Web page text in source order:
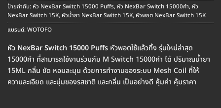
ป้ายกำกับ: หัว NexBar Switch 15000 Puffs, หัว NexBar Switch 15000คำ, หัว
NexBar Switch 15K, หัวน้ำยา NexBar Switch 15K, หัวพอต NexBar Switch 15K
แบรนด์:WOTOFO
หัว NexBar Switch 15000 Puffs หัวพอตใช้แล้วทิ้ง รุ่นใหม่ล่าสุด
15000คำ ที่สามารถใช้งานร่วมกับ M Switch 15000คำ ได้ ปริมาณน้ำยา
15ML กลิ่น ชัด หอมละมุน ด้วยการทำงานของระบบ Mesh Coil ที่ให้
ความละเอียด และนุ่มของรสชาติ และกลิ่น เป็นอย่างดี คุ้มค่า คุ้มราคา